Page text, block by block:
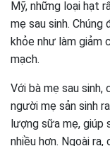
Mỹ, những loại hạt
mẹ sau sinh.
khỏe như làm giảm
mạch.
Với bà mẹ sau
người mẹ sản sinh
lượng sữa mẹ, giúp
nhiều hơn. Ngoài